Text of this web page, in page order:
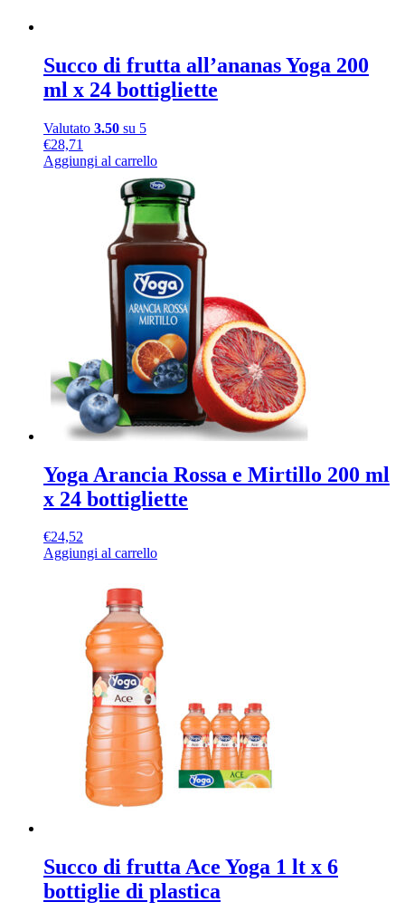
Succo di frutta all’ananas Yoga 200
ml x 24 bottigliette
Valutato 3.50 su 5
€28,71
Aggiungi al carrello
Yoga Arancia Rossa e Mirtillo 200 ml
x 24 bottigliette
€24,52
Aggiungi al carrello
Succo di frutta Ace Yoga 1 lt x 6
bottiglie di plastica